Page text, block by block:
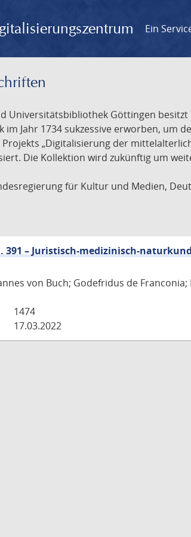
Ein
Universitätsbibliothek Göttingen
Jahr 1734 sukzessive erworben, um
„Digitalisierung der
Die Kollektion wird zukünftig um
für Kultur und Medien,
391 – Juristisch-medizinisch-
von Buch; Godefridus de
1474
17.03.2022